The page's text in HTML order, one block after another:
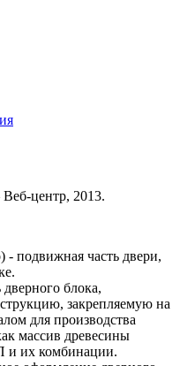
центр, 2013.
- подвижная часть двери,
блока,
закрепляемую на
для производства
массив древесины
их комбинации.